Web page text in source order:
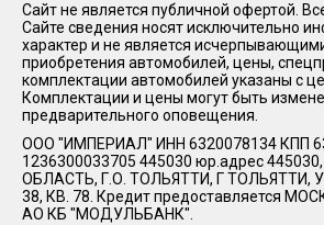
Cайт не является публичной офертой.
Сайте сведения носят исключительно
характер и не является
приобретения автомобилей, цены,
комплектации автомобилей указаны с
Комплектации и цены могут быть
предварительного оповещения.
ООО "ИМПЕРИАЛ" ИНН 6320078134 КПП
1236300033705 445030 юр.адрес
ОБЛАСТЬ, Г.О. ТОЛЬЯТТИ, Г ТОЛЬЯТТИ,
38, КВ. 78. Кредит предоставляется
АО КБ "МОДУЛЬБАНК".